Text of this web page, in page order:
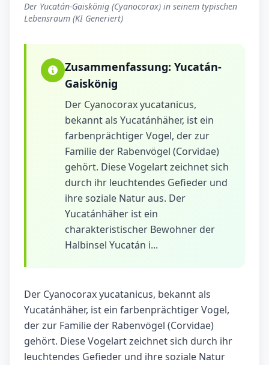
Der Yucatán-Gaiskönig (Cyanocorax) in seinem typischen
Lebensraum (KI Generiert)
Zusammenfassung: Yucatán-
Gaiskönig
Der Cyanocorax yucatanicus,
bekannt als Yucatánhäher, ist ein
farbenprächtiger Vogel, der zur
Familie der Rabenvögel (Corvidae)
gehört. Diese Vogelart zeichnet sich
durch ihr leuchtendes Gefieder und
ihre soziale Natur aus. Der
Yucatánhäher ist ein
charakteristischer Bewohner der
Halbinsel Yucatán i...
Der Cyanocorax yucatanicus, bekannt als
Yucatánhäher, ist ein farbenprächtiger Vogel,
der zur Familie der Rabenvögel (Corvidae)
gehört. Diese Vogelart zeichnet sich durch ihr
leuchtendes Gefieder und ihre soziale Natur